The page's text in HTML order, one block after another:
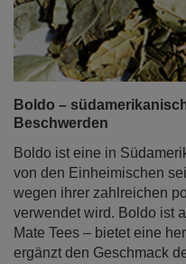
Boldo –
Beschwerden
Boldo ist eine in
von den Einheimischen
wegen ihrer zahlreichen
verwendet wird. Boldo ist
Mate Tees – bietet eine
ergänzt den Geschmack